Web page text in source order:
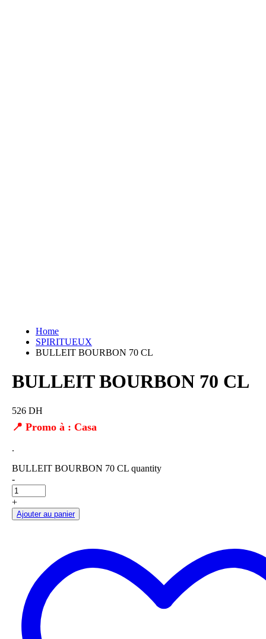
Home
SPIRITUEUX
BULLEIT BOURBON 70 CL
BULLEIT BOURBON 70 CL
526 DH
📍 Promo à : Casa
.
BULLEIT BOURBON 70 CL quantity
-
+
Ajouter au panier